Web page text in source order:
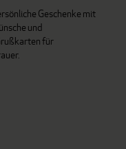
Geschenke mit
und
für